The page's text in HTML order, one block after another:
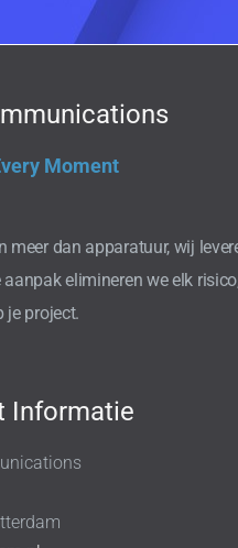
Moment
meer dan apparatuur, wij
aanpak elimineren we elk
je project.
Informatie